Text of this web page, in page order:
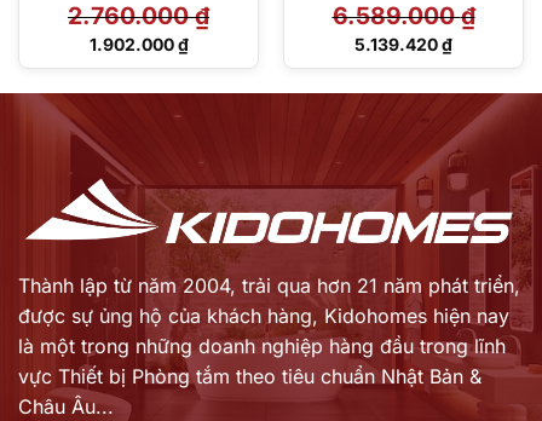
2.760.000₫
Giá
1.902.000₫
Giá
6.589.000₫
Giá
6.589.000 ₫.
5.139.420₫
Giá
5.139.420 ₫.
Thành lập từ năm 2004, trải qua hơn 21 năm phát triển,
được sự ủng hộ của khách hàng, Kidohomes hiện nay
là một trong những doanh nghiệp hàng đầu trong lĩnh
vực Thiết bị Phòng tắm theo tiêu chuẩn Nhật Bản &
Châu Âu...